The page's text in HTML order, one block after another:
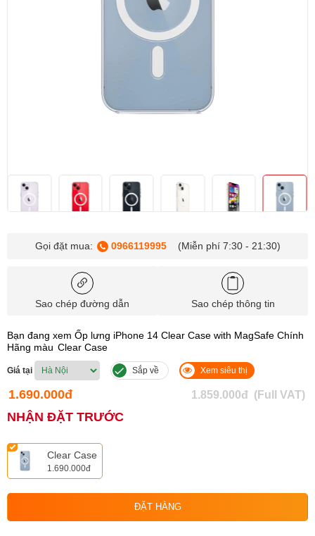
Gọi đặt mua: 0966119995 (Miễn phí 7:30 - 21:30)
Sao chép đường dẫn Sao chép thông tin
Bạn đang xem Ốp lưng iPhone 14 Clear Case with MagSafe Chính
Hãng màu Clear Case
Giá tại Sắp về Xem siêu thị
1.690.000đ 1.859.000đ (Full VAT)
NHẬN ĐẶT TRƯỚC
Clear Case
1.690.000đ
ĐẶT HÀNG